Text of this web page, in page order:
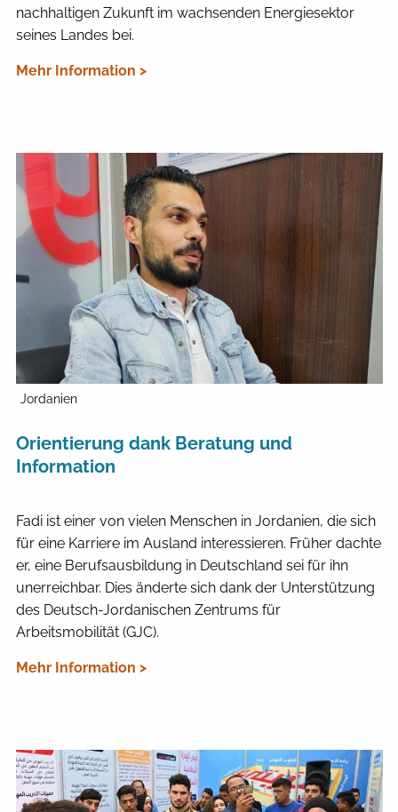
nachhaltigen Zukunft im wachsenden Energiesektor
seines Landes bei.
Mehr Information >
Jordanien
Orientierung dank Beratung und
Information
Fadi ist einer von vielen Menschen in Jordanien, die sich
für eine Karriere im Ausland interessieren. Früher dachte
er, eine Berufsausbildung in Deutschland sei für ihn
unerreichbar. Dies änderte sich dank der Unterstützung
des Deutsch-Jordanischen Zentrums für
Arbeitsmobilität (GJC).
Mehr Information >